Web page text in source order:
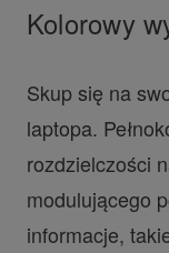
Kolorowy
Skup się na
laptopa.
rozdzielczości
modulującego
informacje,